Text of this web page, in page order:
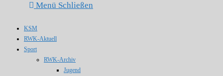
Menü Schließen
KSM
RWK-Aktuell
Sport
RWK-Archiv
Jugend